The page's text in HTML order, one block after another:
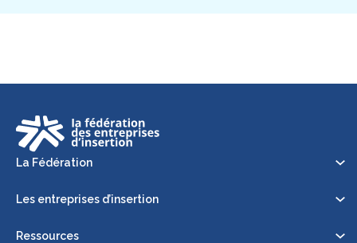
La Fédération
Les entreprises d’insertion
Ressources